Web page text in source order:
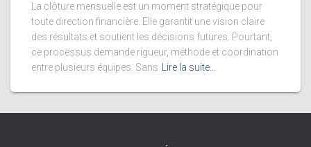
La clôture mensuelle est un moment stratégique pour
toute direction financière. Elle garantit une vision claire
des résultats et soutient les décisions futures. Pourtant,
ce processus demande rigueur, méthode et coordination
entre plusieurs équipes. Sans
Lire la suite…